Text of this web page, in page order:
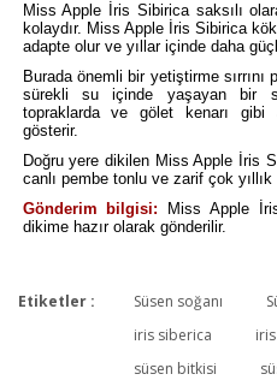
Miss Apple İris Sibirica saksılı
kolaydır. Miss Apple İris Sibirica
adapte olur ve yıllar içinde daha
Burada önemli bir yetiştirme
sürekli su içinde yaşayan bir
topraklarda ve gölet kenarı gibi
gösterir.
Doğru yere dikilen Miss Apple İris
canlı pembe tonlu ve zarif çok
Gönderim bilgisi: Miss Apple
dikime hazır olarak gönderilir.
Bu ürüne ilk
Etiketler : Süsen soğanı
iris siberica
süsen bitkisi